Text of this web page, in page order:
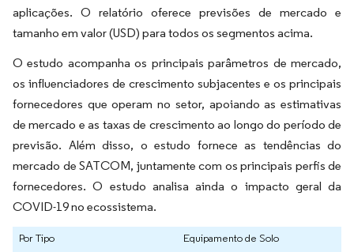
aplicações. O relatório oferece previsões de mercado e
tamanho em valor (USD) para todos os segmentos acima.
O estudo acompanha os principais parâmetros de mercado,
os influenciadores de crescimento subjacentes e os principais
fornecedores que operam no setor, apoiando as estimativas
de mercado e as taxas de crescimento ao longo do período de
previsão. Além disso, o estudo fornece as tendências do
mercado de SATCOM, juntamente com os principais perfis de
fornecedores. O estudo analisa ainda o impacto geral da
COVID-19 no ecossistema.
Por Tipo
Equipamento de Solo